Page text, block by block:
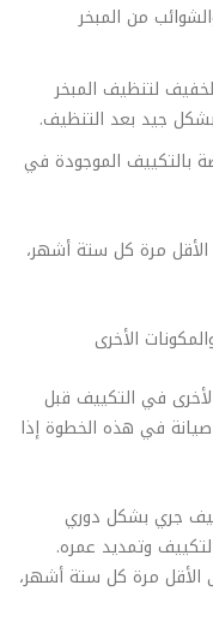
من المبخر
لتنظيف المبخر
جيد بعد التنظيف.
بالتكييف الموجودة في
مرة كل ستة أشهر،
الأخرى
في التكييف قبل
في هذه الخطوة إذا
جري بشكل دوري
وتمديد عمره.
الأقل مرة كل ستة أشهر،